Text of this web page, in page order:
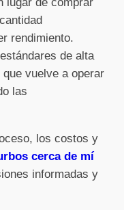
rendimiento.
de alta
vuelve a operar
las
los costos y
cerca de mí
informadas y